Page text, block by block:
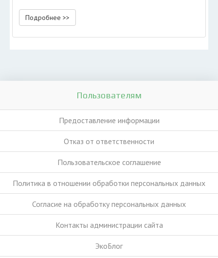
Подробнее >>
Пользователям
Предоставление информации
Отказ от ответственности
Пользовательское соглашение
Политика в отношении обработки персональных данных
Согласие на обработку персональных данных
Контакты администрации сайта
ЭкоБлог